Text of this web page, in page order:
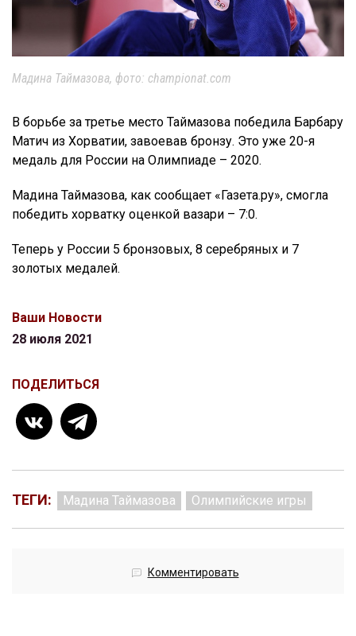
Мадина Таймазова, фото: championat.com
В борьбе за третье место Таймазова победила Барбару
Матич из Хорватии, завоевав бронзу. Это уже 20-я
медаль для России на Олимпиаде – 2020.
Мадина Таймазова, как сообщает «Газета.ру», смогла
победить хорватку оценкой вазари – 7:0.
Теперь у России 5 бронзовых, 8 серебряных и 7
золотых медалей.
Ваши Новости
28 июля 2021
ПОДЕЛИТЬСЯ
ТЕГИ: Мадина Таймазова Олимпийские игры
Комментировать